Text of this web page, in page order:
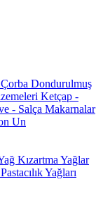
Çorba Dondurulmuş
Ketçap -
- Salça Makarnalar
Un
Kızartma Yağlar
Pastacılık Yağları